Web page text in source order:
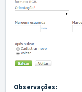
Observações: